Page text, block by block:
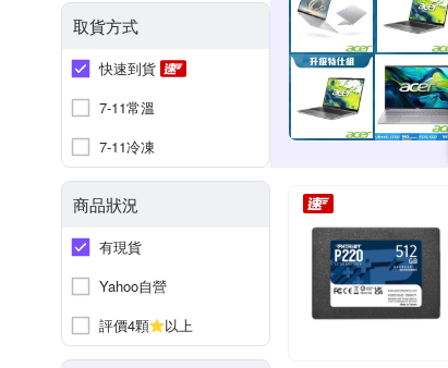
取貨方式
快速到貨
7-11常溫
7-11冷凍
商品狀況
有現貨
Yahoo自營
評價4顆
以上